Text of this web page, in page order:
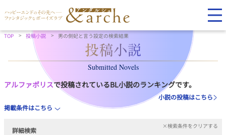
TOP 投稿小説 男の側妃と言う設定の検索結果
Submitted Novels
アルファポリスで投稿されているBL小説のランキングです。
小説の投稿はこちら
掲載条件はこちら
詳細検索
×検索条件をクリアする